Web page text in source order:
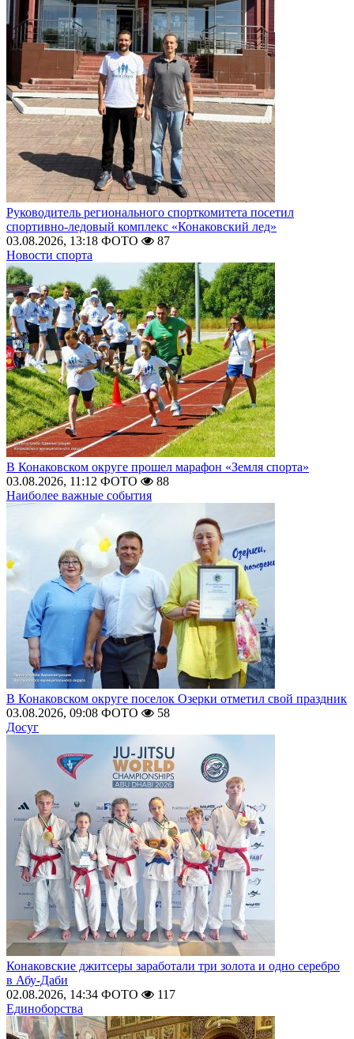
Руководитель регионального спорткомитета посетил
спортивно-ледовый комплекс «Конаковский лед»
03.08.2026, 13:18 ФОТО
87
Новости спорта
В Конаковском округе прошел марафон «Земля спорта»
03.08.2026, 11:12 ФОТО
88
Наиболее важные события
В Конаковском округе поселок Озерки отметил свой праздник
03.08.2026, 09:08 ФОТО
58
Досуг
Конаковские джитсеры заработали три золота и одно серебро
в Абу-Даби
02.08.2026, 14:34 ФОТО
117
Единоборства